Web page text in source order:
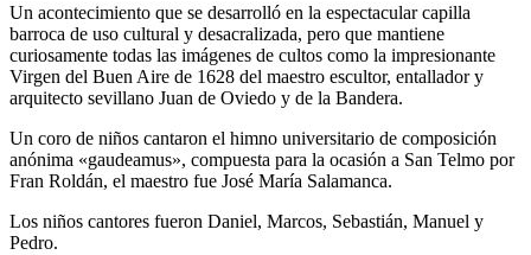
Un acontecimiento que se desarrolló en la espectacular capilla
barroca de uso cultural y desacralizada, pero que mantiene
curiosamente todas las imágenes de cultos como la impresionante
Virgen del Buen Aire de 1628 del maestro escultor, entallador y
arquitecto sevillano Juan de Oviedo y de la Bandera.
Un coro de niños cantaron el himno universitario de composición
anónima «gaudeamus», compuesta para la ocasión a San Telmo por
Fran Roldán, el maestro fue José María Salamanca.
Los niños cantores fueron Daniel, Marcos, Sebastián, Manuel y
Pedro.